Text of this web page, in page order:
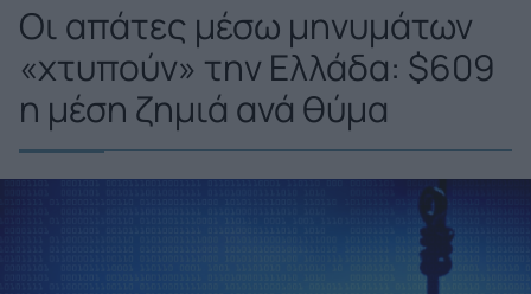
Οι απάτες μέσω μηνυμάτων
«χτυπούν» την Ελλάδα: $609
η μέση ζημιά ανά θύμα